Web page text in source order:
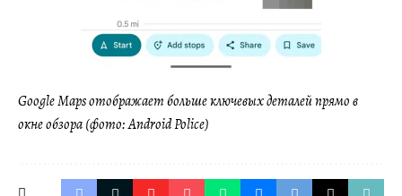
Google Maps отображает больше ключевых деталей прямо в
окне обзора (фото: Android Police)